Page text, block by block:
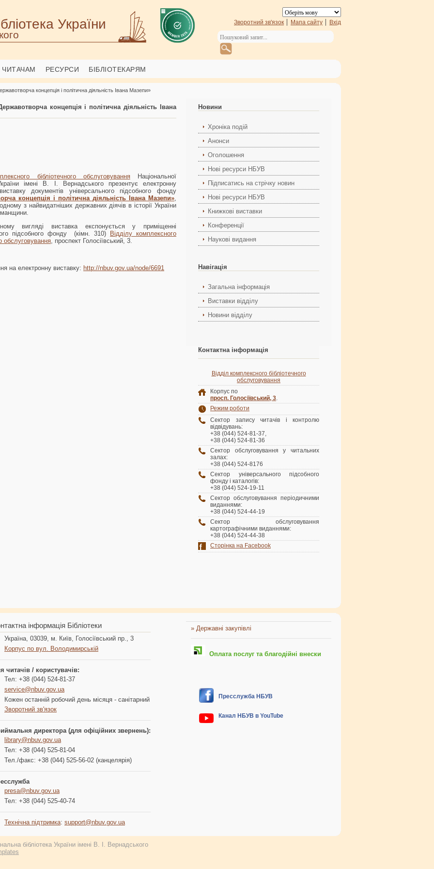
України Зворотний зв'язок Мапа сайту Вхід
ЧИТАЧАМ РЕСУРСИ БІБЛІОТЕКАРЯМ
концепція і політична діяльність Івана Мазепи»
концепція і політична діяльність Івана
бібліотечного обслуговуванняНаціональної
імені В. І. Вернадського презентує електронну
документів універсального підсобного фонду
концепція і політична діяльність Івана Мазепи»
з найвидатніших державних діячів в історії України
вигляді виставка експонується у приміщенні
підсобного фонду (кімн. 310)
Відділу комплексного
обслуговування , проспект Голосіївський, 3.
на електронну виставку: http://nbuv.gov.ua/node/6691
Новини
Хроніка подій
Анонси
Оголошення
Нові ресурси НБУВ
Підписатись на стрічку новин
Нові ресурси НБУВ
Книжкові виставки
Конференції
Наукові видання
Навігація
Загальна інформація
Виставки відділу
Новини відділу
Контактна інформація
Відділ комплексного бібліотечного
обслуговування
Корпус по
просп. Голосіївський, 3.
Режим роботи
Сектор запису читачів і контролю
відвідувань:
+38 (044) 524-81-37,
+38 (044) 524-81-36
Сектор обслуговування у читальних
залах:
+38 (044) 524-8176
Сектор універсального підсобного
фонду і каталогів:
+38 (044) 524-19-11
Сектор обслуговування періодичними
виданнями:
+38 (044) 524-44-19
Сектор обслуговування
картографічними виданнями:
+38 (044) 524-44-38
Сторінка на Facebook
інформація Бібліотеки
Україна, 03039, м. Київ, Голосіївський пр., 3
Корпус по вул. Володимирській
читачів / користувачів:
Тел: +38 (044) 524-81-37
service@nbuv.gov.ua
Кожен останній робочий день місяця - санітарний
Зворотний зв'язок
директора (для офіційних звернень):
library@nbuv.gov.ua
Тел: +38 (044) 525-81-04
Тел./факс: +38 (044) 525-56-02 (канцелярія)
presa@nbuv.gov.ua
Тел: +38 (044) 525-40-74
Технічна підтримка: support@nbuv.gov.ua
» Державні закупівлі
Оплата послуг та благодійні внески
Пресслужба НБУВ
Канал НБУВ в YouTube
бібліотека України імені В. І. Вернадського